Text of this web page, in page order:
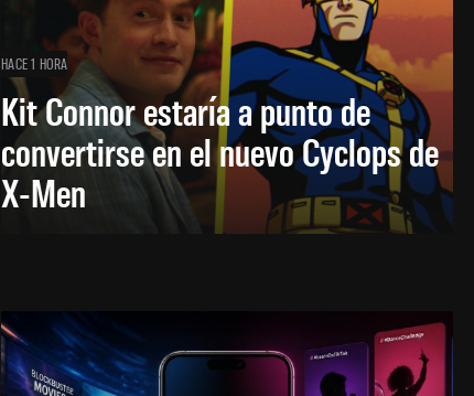
HACE 1 HORA
Kit Connor estaría a punto de
convertirse en el nuevo Cyclops de
X-Men